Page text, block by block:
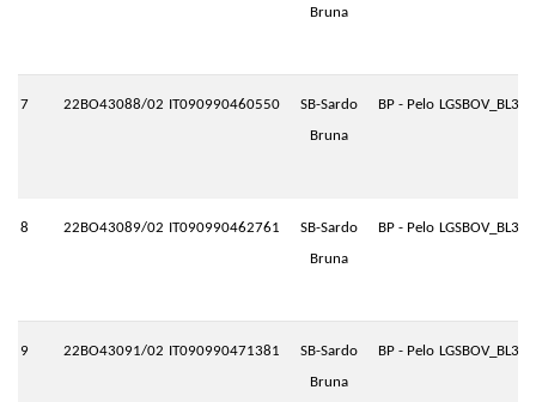
Bruna
7 22BO43088/02 IT090990460550
SB-Sardo
Bruna
BP - Pelo LGSBOV_BL3.P
8 22BO43089/02 IT090990462761
SB-Sardo
Bruna
BP - Pelo LGSBOV_BL3.P
9 22BO43091/02 IT090990471381
SB-Sardo
Bruna
BP - Pelo LGSBOV_BL3.P